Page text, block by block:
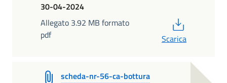
30-04-2024
Allegato 3.92 MB formato
pdf
Scarica
scheda-nr-56-ca-bottura